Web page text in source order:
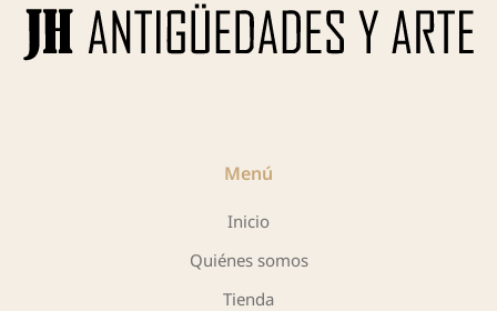
Menú
Inicio
Quiénes somos
Tienda